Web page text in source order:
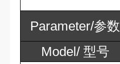
Parameter/参数
Model/ 型号